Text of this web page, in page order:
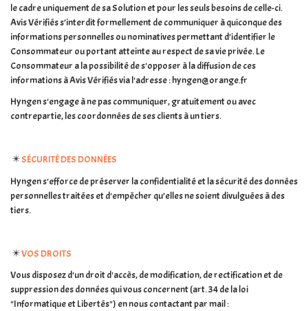
le cadre uniquement de sa Solution et pour les seuls besoins de celle-ci.
Avis Vérifiés s’interdit formellement de communiquer à quiconque des
informations personnelles ou nominatives permettant d’identifier le
Consommateur ou portant atteinte au respect de sa vie privée. Le
Consommateur a la possibilité de s'opposer à la diffusion de ces
informations à Avis Vérifiés via l'adresse : hyngen@orange.fr
Hyngen s'engage à ne pas communiquer, gratuitement ou avec
contrepartie, les coordonnées de ses clients à un tiers.
✴️SÉCURITÉ DES DONNÉES
Hyngen s'efforce de préserver la confidentialité et la sécurité des données
personnelles traitées et d'empêcher qu’elles ne soient divulguées à des
tiers.
✴️VOS DROITS
Vous disposez d'un droit d'accès, de modification, de rectification et de
suppression des données qui vous concernent (art. 34 de la loi
"Informatique et Libertés") en nous contactant par mail :